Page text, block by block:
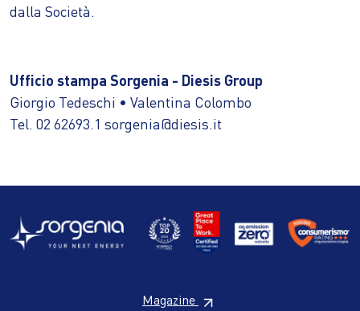
dalla Società.
Ufficio stampa Sorgenia - Diesis Group
Giorgio Tedeschi • Valentina Colombo
Tel. 02 62693.1 sorgenia@diesis.it
Magazine